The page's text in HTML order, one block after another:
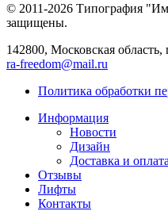
© 2011-2026 Типография
защищены.
142800, Московская
ra-freedom@mail.ru
Политика обработки
Информация
Новости
Дизайн
Доставка и оплата
Отзывы
Лифты
Контакты